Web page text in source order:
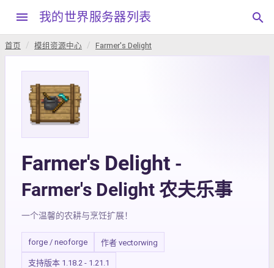
menu 我的世界服务器列表 search
首页 模组资源中心 Farmer's Delight
Farmer's Delight -
Farmer's Delight 农夫乐事
一个温馨的农耕与烹饪扩展！
forge / neoforge 作者 vectorwing
支持版本 1.18.2 - 1.21.1